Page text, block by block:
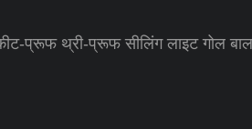
प्रूफ थ्री-प्रूफ सीलिंग लाइट गोल